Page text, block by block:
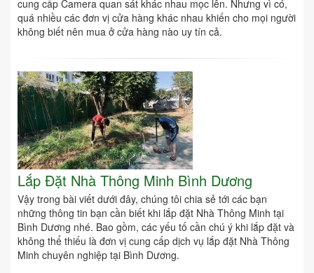
cung cấp Camera quan sát khác nhau mọc lên. Nhưng vì có,
quá nhiều các đơn vị cửa hàng khác nhau khiến cho mọi người
không biết nên mua ở cửa hàng nào uy tín cả.
Lắp Đặt Nhà Thông Minh Bình Dương
Vậy trong bài viết dưới đây, chúng tôi chia sẻ tới các bạn
những thông tin bạn cần biết khi lắp đặt Nhà Thông Minh tại
Bình Dương nhé. Bao gồm, các yếu tố cần chú ý khi lắp đặt và
không thể thiếu là đơn vị cung cấp dịch vụ lắp đặt Nhà Thông
Minh chuyên nghiệp tại Bình Dương.